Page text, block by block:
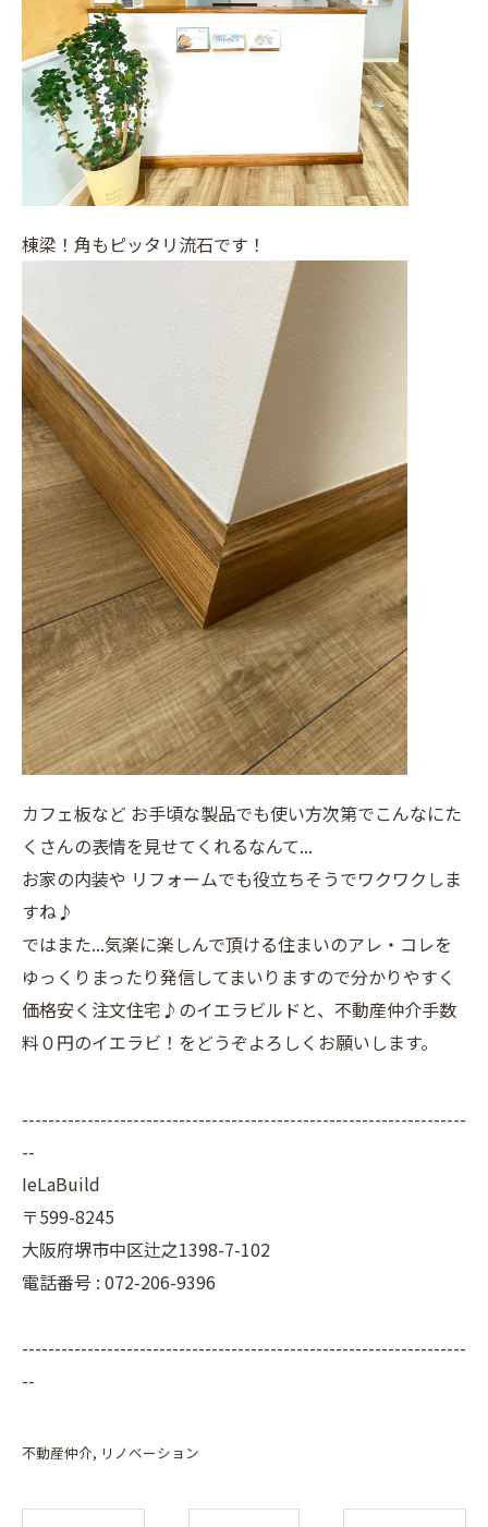
棟梁！角もピッタリ流石です！
カフェ板など お手頃な製品でも使い方次第でこんなにた
くさんの表情を見せてくれるなんて...
お家の内装や リフォームでも役立ちそうでワクワクしま
すね♪
ではまた...気楽に楽しんで頂ける住まいのアレ・コレを
ゆっくりまったり発信してまいりますので分かりやすく
価格安く注文住宅♪のイエラビルドと、不動産仲介手数
料０円のイエラビ！をどうぞよろしくお願いします。
--------------------------------------------------------------------
--
IeLaBuild
〒599-8245
大阪府堺市中区辻之1398-7-102
電話番号 : 072-206-9396
--------------------------------------------------------------------
--
不動産仲介 リノベーション